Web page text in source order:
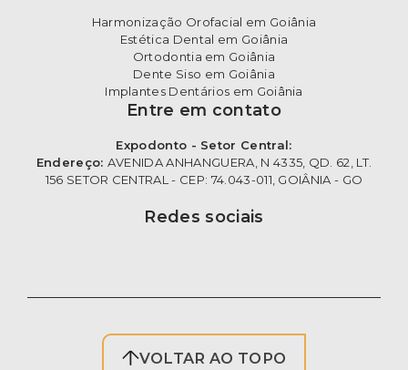
Harmonização Orofacial em Goiânia
Estética Dental em Goiânia
Ortodontia em Goiânia
Dente Siso em Goiânia
Implantes Dentários em Goiânia
Entre em contato
Expodonto - Setor Central:
Endereço: AVENIDA ANHANGUERA, N 4335, QD. 62, LT.
156 SETOR CENTRAL - CEP: 74.043-011, GOIÂNIA - GO
Redes sociais
VOLTAR AO TOPO